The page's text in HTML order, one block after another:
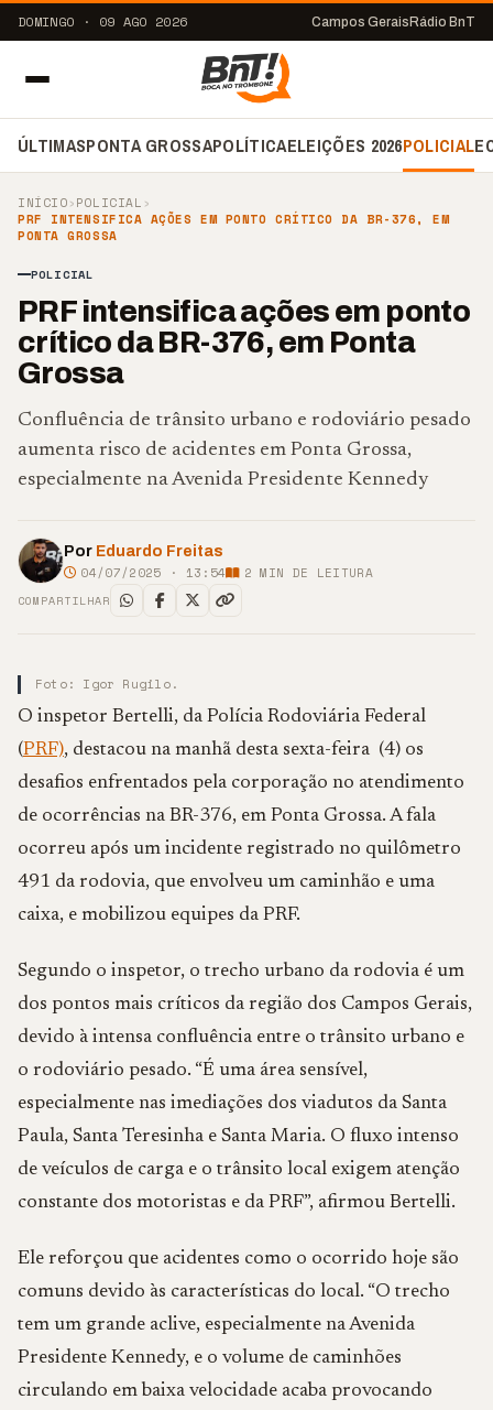
DOMINGO · 09 AGO 2026 Campos Gerais Rádio BnT
ÚLTIMASPONTA GROSSAPOLÍTICAELEIÇÕES 2026POLICIAL
INÍCIO›POLICIAL ›
PRF INTENSIFICA AÇÕES EM PONTO CRÍTICO DA BR-376, EM
PONTA GROSSA
POLICIAL
PRF intensifica ações em ponto
crítico da BR-376, em Ponta
Grossa
Confluência de trânsito urbano e rodoviário pesado
aumenta risco de acidentes em Ponta Grossa,
especialmente na Avenida Presidente Kennedy
Por Eduardo Freitas
04/07/2025 · 13:54 2 MIN DE LEITURA
COMPARTILHAR
Foto: Igor Rugilo.
O inspetor Bertelli, da Polícia Rodoviária Federal
(PRF), destacou na manhã desta sexta-feira (4) os
desafios enfrentados pela corporação no atendimento
de ocorrências na BR-376, em Ponta Grossa. A fala
ocorreu após um incidente registrado no quilômetro
491 da rodovia, que envolveu um caminhão e uma
caixa, e mobilizou equipes da PRF.
Segundo o inspetor, o trecho urbano da rodovia é um
dos pontos mais críticos da região dos Campos Gerais,
devido à intensa confluência entre o trânsito urbano e
o rodoviário pesado. “É uma área sensível,
especialmente nas imediações dos viadutos da Santa
Paula, Santa Teresinha e Santa Maria. O fluxo intenso
de veículos de carga e o trânsito local exigem atenção
constante dos motoristas e da PRF”, afirmou Bertelli.
Ele reforçou que acidentes como o ocorrido hoje são
comuns devido às características do local. “O trecho
tem um grande aclive, especialmente na Avenida
Presidente Kennedy, e o volume de caminhões
circulando em baixa velocidade acaba provocando